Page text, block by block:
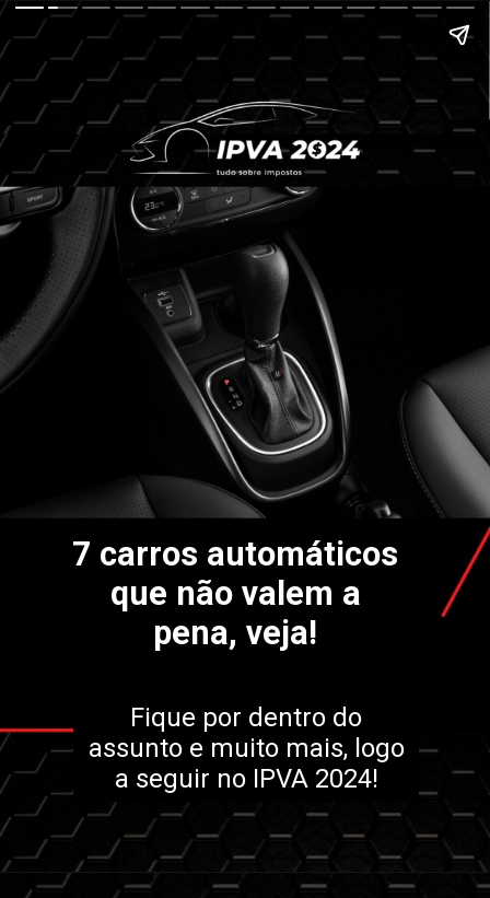
7 carros automáticos
que não valem a
pena, veja!
Fique por dentro do
assunto e muito mais, logo
a seguir no IPVA 2024!